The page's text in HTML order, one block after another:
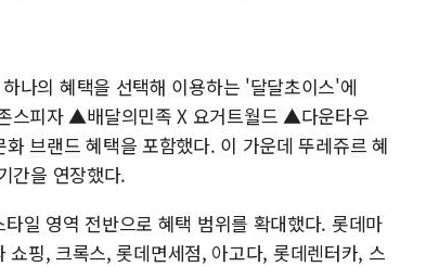
나의 혜택을 선택해 이용하는 '달달초이스'에
피자 ▲배달의민족 X 요거트월드 ▲다운타우
브랜드 혜택을 포함했다. 이 가운데 뚜레쥬르 혜
간을 연장했다.
일 영역 전반으로 혜택 범위를 확대했다. 롯데마
핑, 크록스, 롯데면세점, 아고다, 롯데렌터카, 스